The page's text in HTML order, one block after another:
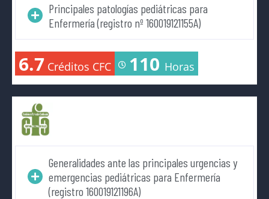
Principales patologías pediátricas para
Enfermería (registro nº 160019121155A)
6.7 Créditos CFC 110 Horas
Generalidades ante las principales urgencias y
emergencias pediátricas para Enfermería
(registro 160019121196A)